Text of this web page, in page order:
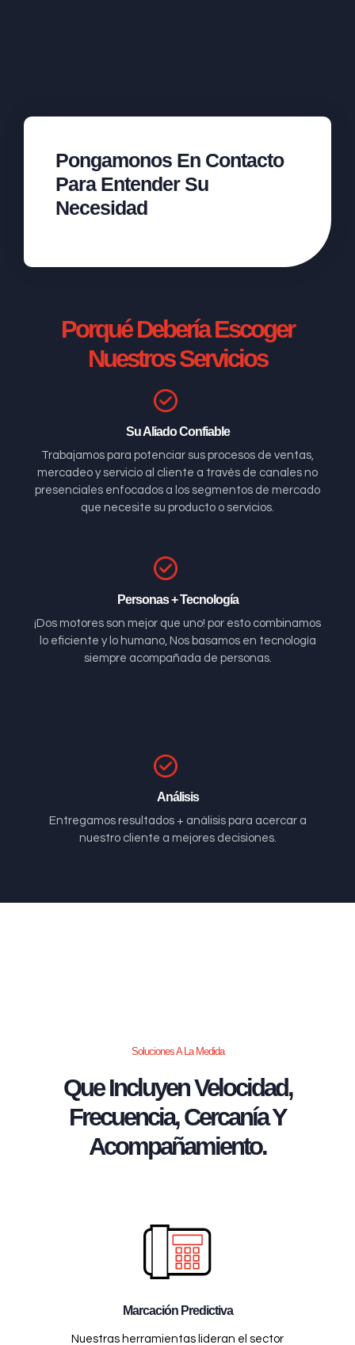
Pongamonos En Contacto
Para Entender Su
Necesidad
Porqué Debería Escoger
Nuestros Servicios
Su Aliado Confiable
Trabajamos para potenciar sus procesos de ventas,
mercadeo y servicio al cliente a través de canales no
presenciales enfocados a los segmentos de mercado
que necesite su producto o servicios.
Personas + Tecnología
¡Dos motores son mejor que uno! por esto combinamos
lo eficiente y lo humano, Nos basamos en tecnología
siempre acompañada de personas.
Análisis
Entregamos resultados + análisis para acercar a
nuestro cliente a mejores decisiones.
Soluciones A La Medida
Que Incluyen Velocidad,
Frecuencia, Cercanía Y
Acompañamiento.
Marcación Predictiva
Nuestras herramientas lideran el sector